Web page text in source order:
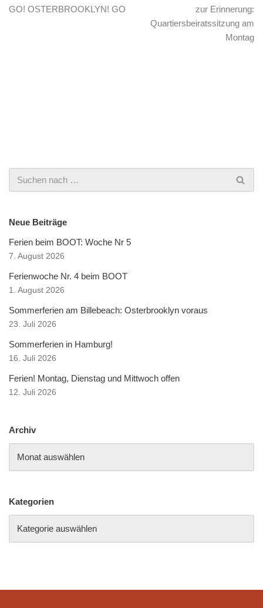
GO! OSTERBROOKLYN! GO
zur Erinnerung:
Quartiersbeiratssitzung am
Montag
Neue Beiträge
Ferien beim BOOT: Woche Nr 5
7. August 2026
Ferienwoche Nr. 4 beim BOOT
1. August 2026
Sommerferien am Billebeach: Osterbrooklyn voraus
23. Juli 2026
Sommerferien in Hamburg!
16. Juli 2026
Ferien! Montag, Dienstag und Mittwoch offen
12. Juli 2026
Archiv
Kategorien